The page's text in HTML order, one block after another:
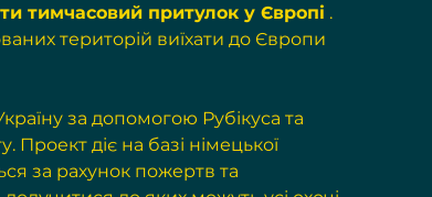
тимчасовий притулок у Європі .
територій виїхати до Європи
за допомогою Рубікуса та
Проект діє на базі німецької
за рахунок пожертв та